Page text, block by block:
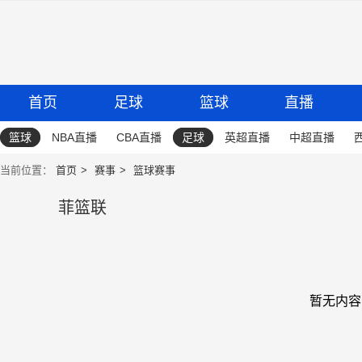
首页 足球 篮球 直播
篮球 NBA直播 CBA直播 足球 英超直播 中超直播
当前位置： 首页 赛事 篮球赛事
菲篮联
暂无内容